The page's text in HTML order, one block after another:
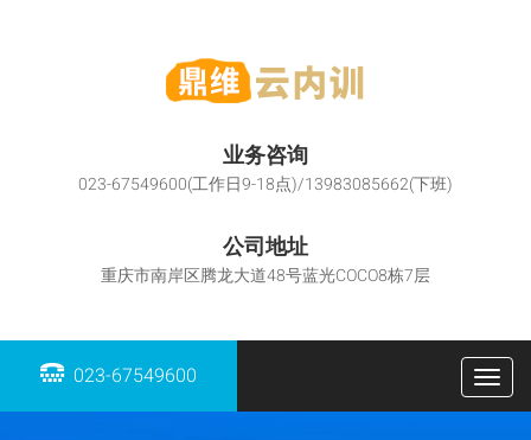
业务咨询
023-67549600(工作日9-18点)/13983085662(下班)
公司地址
重庆市南岸区腾龙大道48号蓝光COCO8栋7层
023-67549600